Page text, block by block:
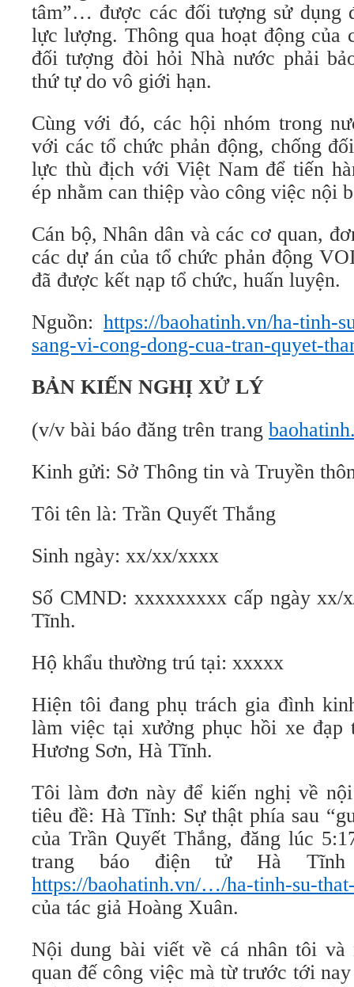
tâm”… được các đối tượng sử dụng
lực lượng. Thông qua hoạt động của
đối tượng đòi hỏi Nhà nước phải
thứ tự do vô giới hạn.
Cùng với đó, các hội nhóm trong
với các tổ chức phản động, chống
lực thù địch với Việt Nam để tiến
ép nhằm can thiệp vào công việc nội
Cán bộ, Nhân dân và các cơ quan,
các dự án của tổ chức phản động
đã được kết nạp tổ chức, huấn luyện.
Nguồn: https://baohatinh.vn/ha-tinh-
sang-vi-cong-dong-cua-tran-quyet-
BẢN KIẾN NGHỊ XỬ LÝ
(v/v bài báo đăng trên trang
Kinh gửi: Sở Thông tin và Truyền
Tôi tên là: Trần Quyết Thắng
Sinh ngày: xx/xx/xxxx
Số CMND: xxxxxxxxx cấp ngày xx/
Tĩnh.
Hộ khẩu thường trú tại: xxxxx
Hiện tôi đang phụ trách gia đình
làm việc tại xưởng phục hồi xe đạp
Hương Sơn, Hà Tĩnh.
Tôi làm đơn này để kiến nghị về
tiêu đề: Hà Tĩnh: Sự thật phía sau
của Trần Quyết Thắng, đăng lúc
trang báo điện tử Hà
https://baohatinh.vn/…/ha-tinh-su-
của tác giả Hoàng Xuân.
Nội dung bài viết về cá nhân tôi và
quan đế công việc mà từ trước tới